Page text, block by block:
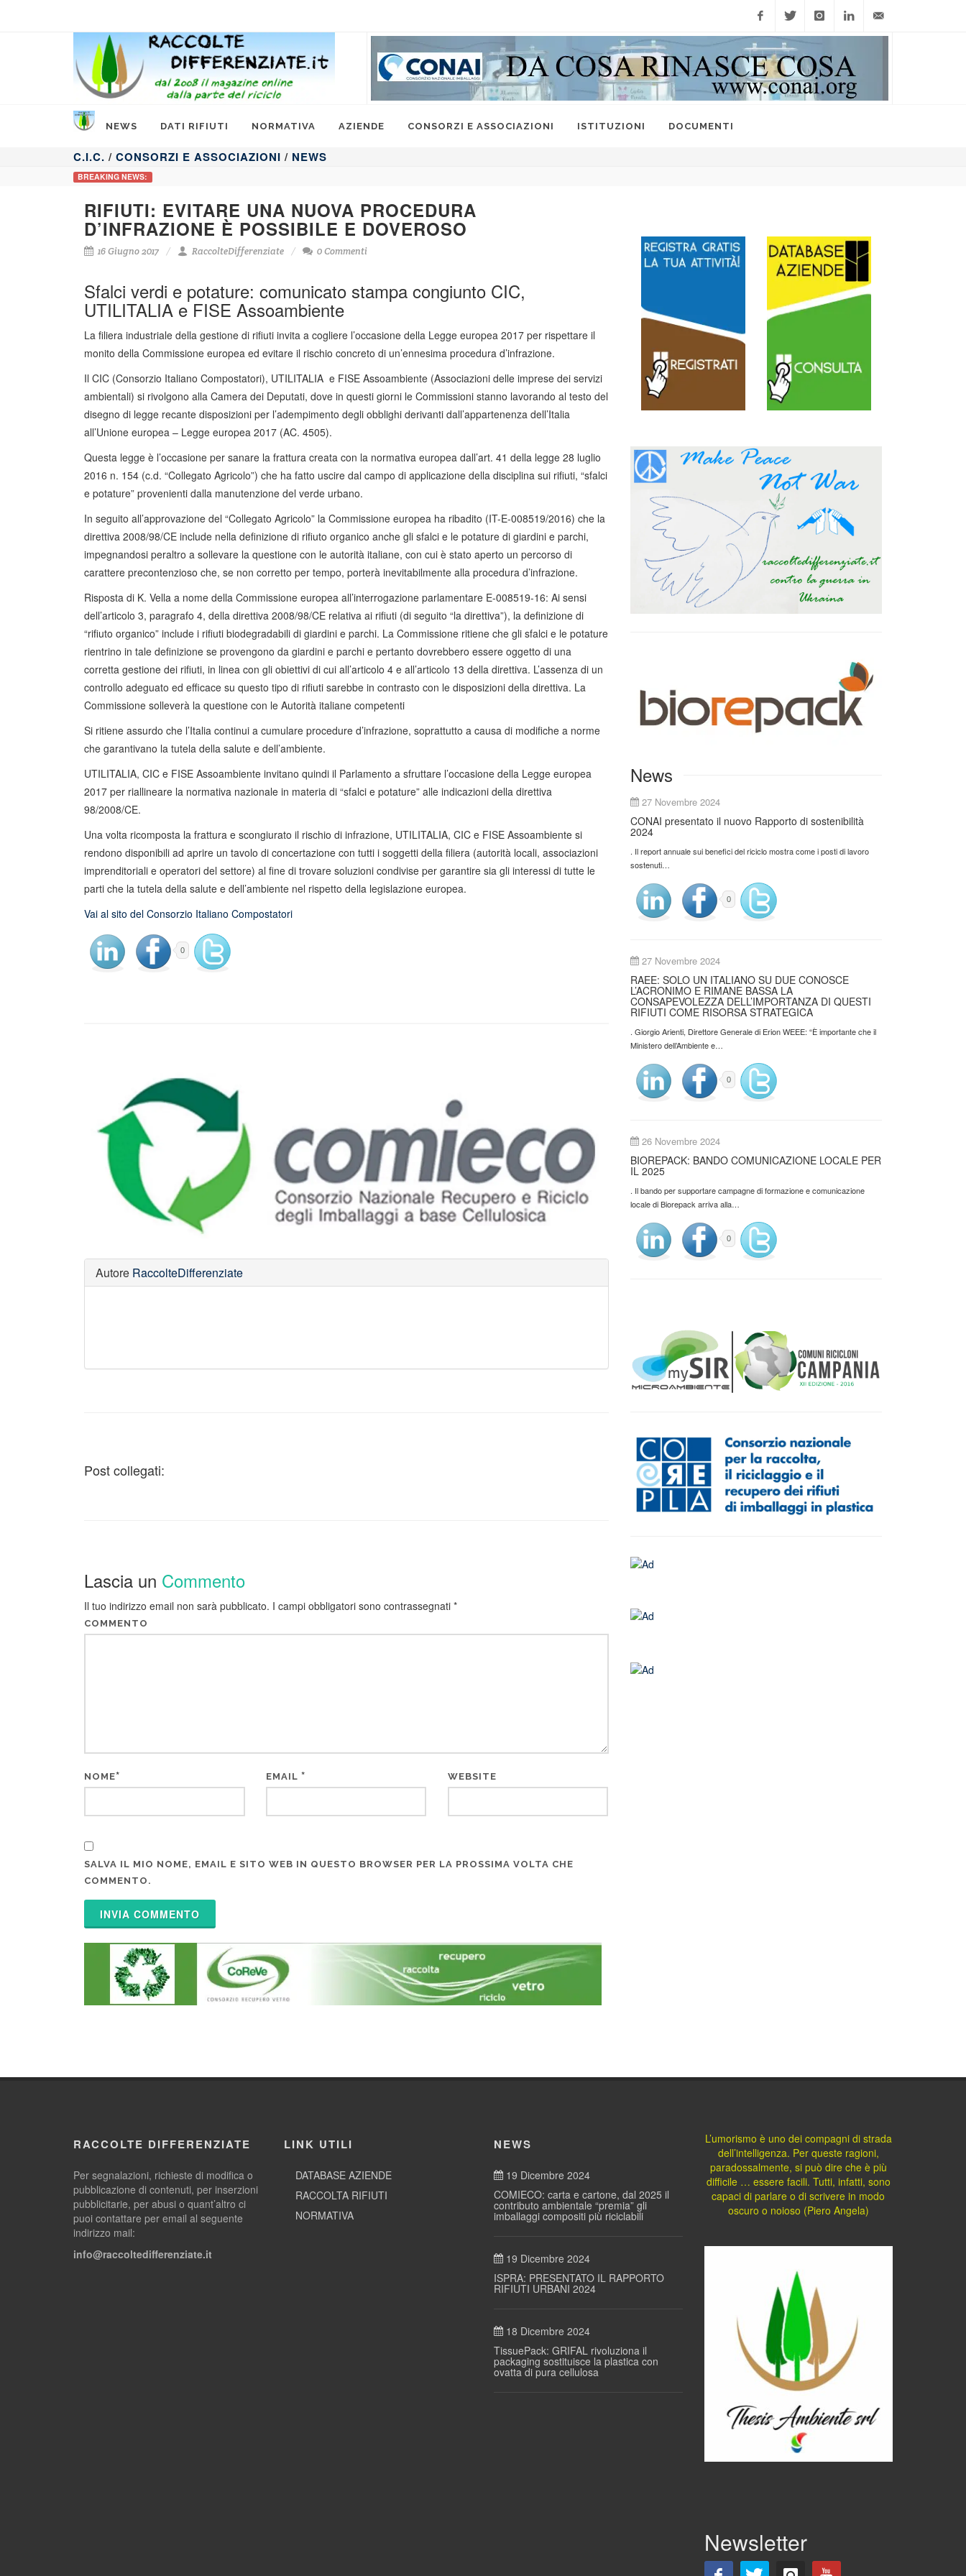
FacebookTwitter
NEWS DATI RIFIUTI NORMATIVA AZIENDE CONSORZI E ASSOCIAZIONI ISTITUZIONI DOCUMENTI
C.I.C. / CONSORZI E ASSOCIAZIONI / NEWS
BREAKING NEWS:
RIFIUTI: EVITARE UNA NUOVA PROCEDURA
D’INFRAZIONE È POSSIBILE E DOVEROSO
16 Giugno 2017 RaccolteDifferenziate 0 Commenti
Sfalci verdi e potature: comunicato stampa congiunto CIC,
UTILITALIA e FISE Assoambiente
La filiera industriale della gestione di rifiuti invita a cogliere l’occasione della Legge europea 2017 per rispettare il
monito della Commissione europea ed evitare il rischio concreto di un’ennesima procedura d’infrazione.
Il CIC (Consorzio Italiano Compostatori), UTILITALIA e FISE Assoambiente (Associazioni delle imprese dei servizi
ambientali) si rivolgono alla Camera dei Deputati, dove in questi giorni le Commissioni stanno lavorando al testo del
disegno di legge recante disposizioni per l’adempimento degli obblighi derivanti dall’appartenenza dell’Italia
all’Unione europea – Legge europea 2017 (AC. 4505).
Questa legge è l’occasione per sanare la frattura creata con la normativa europea dall’art. 41 della legge 28 luglio
2016 n. 154 (c.d. “Collegato Agricolo”) che ha fatto uscire dal campo di applicazione della disciplina sui rifiuti, “sfalci
e potature” provenienti dalla manutenzione del verde urbano.
In seguito all’approvazione del “Collegato Agricolo” la Commissione europea ha ribadito (IT-E-008519/2016) che la
direttiva 2008/98/CE include nella definizione di rifiuto organico anche gli sfalci e le potature di giardini e parchi,
impegnandosi peraltro a sollevare la questione con le autorità italiane, con cui è stato aperto un percorso di
carattere precontenzioso che, se non corretto per tempo, porterà inevitabilmente alla procedura d’infrazione.
Risposta di K. Vella a nome della Commissione europea all’interrogazione parlamentare E-008519-16: Ai sensi
dell’articolo 3, paragrafo 4, della direttiva 2008/98/CE relativa ai rifiuti (di seguito “la direttiva”), la definizione di
“rifiuto organico” include i rifiuti biodegradabili di giardini e parchi. La Commissione ritiene che gli sfalci e le potature
rientrino in tale definizione se provengono da giardini e parchi e pertanto dovrebbero essere oggetto di una
corretta gestione dei rifiuti, in linea con gli obiettivi di cui all’articolo 4 e all’articolo 13 della direttiva. L’assenza di un
controllo adeguato ed efficace su questo tipo di rifiuti sarebbe in contrasto con le disposizioni della direttiva. La
Commissione solleverà la questione con le Autorità italiane competenti
Si ritiene assurdo che l’Italia continui a cumulare procedure d’infrazione, soprattutto a causa di modifiche a norme
che garantivano la tutela della salute e dell’ambiente.
UTILITALIA, CIC e FISE Assoambiente invitano quindi il Parlamento a sfruttare l’occasione della Legge europea
2017 per riallineare la normativa nazionale in materia di “sfalci e potature” alle indicazioni della direttiva
98/2008/CE.
Una volta ricomposta la frattura e scongiurato il rischio di infrazione, UTILITALIA, CIC e FISE Assoambiente si
rendono disponibili ad aprire un tavolo di concertazione con tutti i soggetti della filiera (autorità locali, associazioni
imprenditoriali e operatori del settore) al fine di trovare soluzioni condivise per garantire sia gli interessi di tutte le
parti che la tutela della salute e dell’ambiente nel rispetto della legislazione europea.
Vai al sito del Consorzio Italiano Compostatori
0
Autore RaccolteDifferenziate
Post collegati:
Lascia un Commento
Il tuo indirizzo email non sarà pubblicato. I campi obbligatori sono contrassegnati *
COMMENTO
NOME* EMAIL * WEBSITE
SALVA IL MIO NOME, EMAIL E SITO WEB IN QUESTO BROWSER PER LA PROSSIMA VOLTA CHE
COMMENTO.
News
27 Novembre 2024
CONAI presentato il nuovo Rapporto di sostenibilità
2024
. Il report annuale sui benefici del riciclo mostra come i posti di lavoro
sostenuti…
0
27 Novembre 2024
RAEE: SOLO UN ITALIANO SU DUE CONOSCE
L’ACRONIMO E RIMANE BASSA LA
CONSAPEVOLEZZA DELL’IMPORTANZA DI QUESTI
RIFIUTI COME RISORSA STRATEGICA
. Giorgio Arienti, Direttore Generale di Erion WEEE: “È importante che il
Ministero dell’Ambiente e…
0
26 Novembre 2024
BIOREPACK: BANDO COMUNICAZIONE LOCALE PER
IL 2025
. Il bando per supportare campagne di formazione e comunicazione
locale di Biorepack arriva alla…
0
RACCOLTE DIFFERENZIATE
Per segnalazioni, richieste di modifica o
pubblicazione di contenuti, per inserzioni
pubblicitarie, per abusi o quant’altro ci
puoi contattare per email al seguente
indirizzo mail:
info@raccoltedifferenziate.it
LINK UTILI
DATABASE AZIENDE
RACCOLTA RIFIUTI
NORMATIVA
NEWS
19 Dicembre 2024
COMIECO: carta e cartone, dal 2025 il
contributo ambientale “premia” gli
imballaggi compositi più riciclabili
19 Dicembre 2024
ISPRA: PRESENTATO IL RAPPORTO
RIFIUTI URBANI 2024
18 Dicembre 2024
TissuePack: GRIFAL rivoluziona il
packaging sostituisce la plastica con
ovatta di pura cellulosa
L’umorismo è uno dei compagni di strada
dell’intelligenza. Per queste ragioni,
paradossalmente, si può dire che è più
difficile … essere facili. Tutti, infatti, sono
capaci di parlare o di scrivere in modo
oscuro o noioso (Piero Angela)
Newsletter